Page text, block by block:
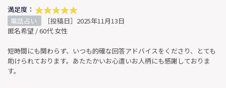
満足度：
電話占い
［投稿日］2025年11月13日
匿名希望 / 60代 女性
短時間にも関わらず、いつも的確な回答アドバイスをくださり、とても
助けられております。あたたかいお心遣いお人柄にも感謝しておりま
す。